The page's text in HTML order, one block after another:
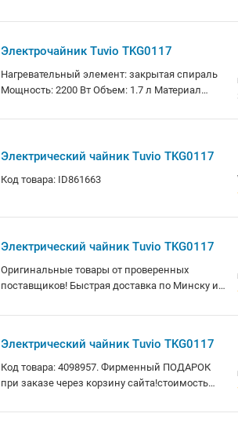
Электрочайник Tuvio TKG0117
Нагревательный элемент: закрытая спираль
Мощность: 2200 Вт Объем: 1.7 л Материал
отключение при снятии с базы Подсветка:
Электрический чайник Tuvio TKG0117
Код товара: ID861663
Электрический чайник Tuvio TKG0117
Оригинальные товары от проверенных
поставщиков! Быстрая доставка по Минску и
Электрический чайник Tuvio TKG0117
Код товара: 4098957. Фирменный ПОДАРОК
при заказе через корзину сайта!стоимость
скидки.информация о наличии и сроках